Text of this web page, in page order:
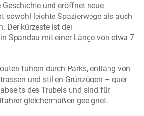
Geschichte und eröffnet neue
sowohl leichte Spazierwege als auch
Der kürzeste ist der
Spandau mit einer Länge von etwa 7
führen durch Parks, entlang von
und stillen Grünzügen – quer
des Trubels und sind für
gleichermaßen geeignet.